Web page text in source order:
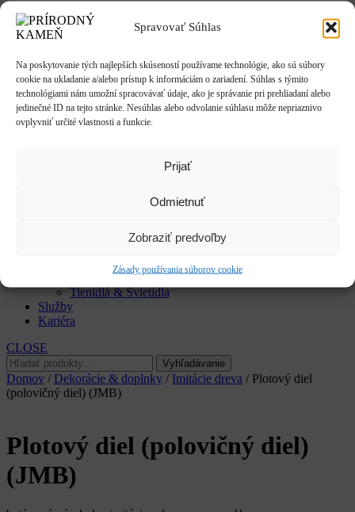
Spravovať Súhlas
Na poskytovanie tých najlepších skúseností používame technológie, ako sú súbory
cookie na ukladanie a/alebo prístup k informáciám o zariadení. Súhlas s týmito
technológiami nám umožní spracovávať údaje, ako je správanie pri prehliadaní alebo
jedinečné ID na tejto stránke. Nesúhlas alebo odvolanie súhlasu môže nepriaznivo
ovplyvniť určité vlastnosti a funkcie.
Prijať
Odmietnuť
Zobraziť predvoľby
Zásady používania súborov cookie
Krby & ohniská
Krbové doplnky
Kovové kvetináče
CLASSIC
LUX
SMART
Vyvýšené záhony
Rôzne
Zvieratá
Striešky & Parapety
Tienidlá & Svietidlá
Služby
Kariéra
CLOSE
Hľadať:
Vyhľadávanie
Domov / Dekorácie & doplnky / Imitácie dreva / Plotový diel
(polovičný diel) (JMB)
Plotový diel (polovičný diel)
(JMB)